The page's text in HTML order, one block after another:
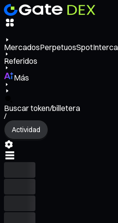
MercadosPerpetuosSpot
Referidos
Más
Buscar token/billetera
/
Actividad